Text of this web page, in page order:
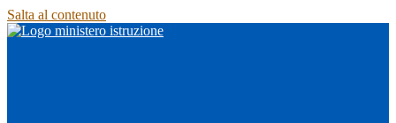
Salta al contenuto